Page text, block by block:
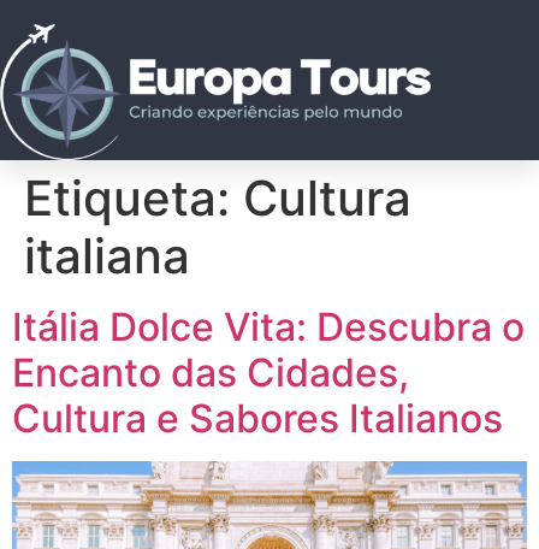
Etiqueta: Cultura
italiana
Itália Dolce Vita: Descubra o
Encanto das Cidades,
Cultura e Sabores Italianos